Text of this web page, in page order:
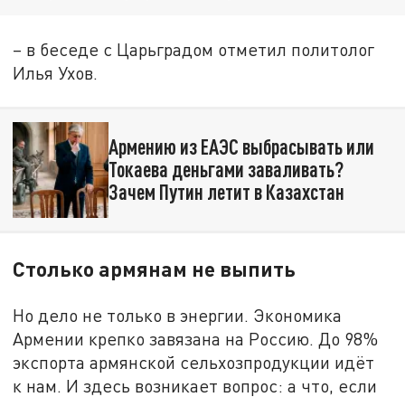
– в беседе с Царьградом отметил политолог
Илья Ухов.
Армению из ЕАЭС выбрасывать или
Токаева деньгами заваливать?
Зачем Путин летит в Казахстан
Столько армянам не выпить
Но дело не только в энергии. Экономика
Армении крепко завязана на Россию. До 98%
экспорта армянской сельхозпродукции идёт
к нам. И здесь возникает вопрос: а что, если